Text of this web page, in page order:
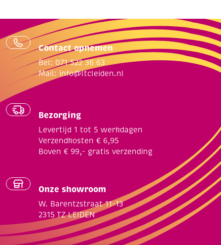
Contact opnemen
Bel: 071 522 36 63
Mail: info@ltcleiden.nl
Bezorging
Levertijd 1 tot 5 werkdagen
Verzendkosten € 6,95
Boven € 99,- gratis verzending
Onze showroom
W. Barentzstraat 11-13
2315 TZ LEIDEN